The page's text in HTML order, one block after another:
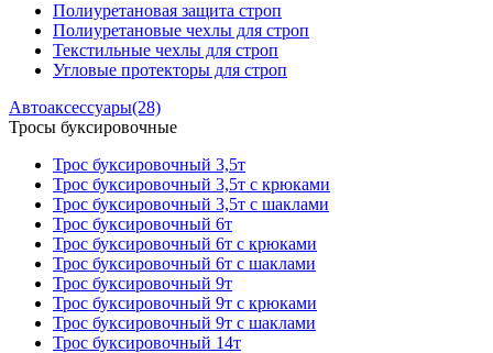
Полиуретановая защита строп
Полиуретановые чехлы для строп
Текстильные чехлы для строп
Угловые протекторы для строп
Автоаксессуары(28)
Тросы буксировочные
Трос буксировочный 3,5т
Трос буксировочный 3,5т с крюками
Трос буксировочный 3,5т с шаклами
Трос буксировочный 6т
Трос буксировочный 6т с крюками
Трос буксировочный 6т с шаклами
Трос буксировочный 9т
Трос буксировочный 9т с крюками
Трос буксировочный 9т с шаклами
Трос буксировочный 14т